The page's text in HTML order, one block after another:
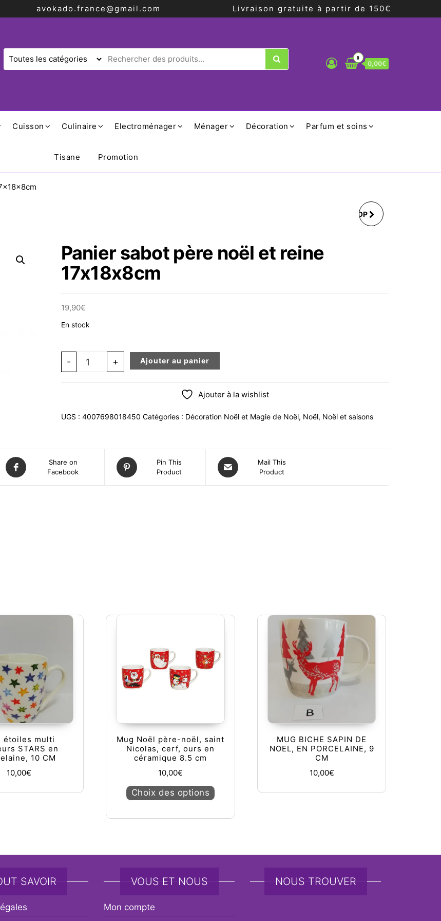
avokado.france@gmail.com Livraison gratuite à partir de 150€
0
0,00€
Cuisson Culinaire Electroménager Ménager Décoration Parfum et soins
Tisane Promotion
HOUSSE DE BALAI MOP
Panier sabot père noël et reine
17x18x8cm
19,90€
En stock
- quantité de Panier sabot père noël et reine 17x18x8cm
+ Ajouter au panier
Ajouter à la wishlist
UGS : 4007698018450 Catégories : Décoration Noël et Magie de Noël, Noël, Noël et saisons
Share on
Facebook
Pin This
Product
Mail This
Product
étoiles multi
STARS en
10 CM
10,00€
Mug Noël père-noël, saint
Nicolas, cerf, ours en
céramique 8.5 cm
10,00€
Choix des options Ce produit a plusieurs variations. Les options peuvent être
MUG BICHE SAPIN DE
NOEL, EN PORCELAINE, 9
CM
10,00€
SAVOIR VOUS ET NOUS
Mon compte
NOUS TROUVER